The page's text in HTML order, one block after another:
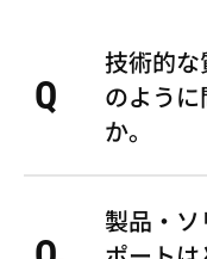
Q
技術的
のよう
か。
A
い合わせフ
ください。
製品・